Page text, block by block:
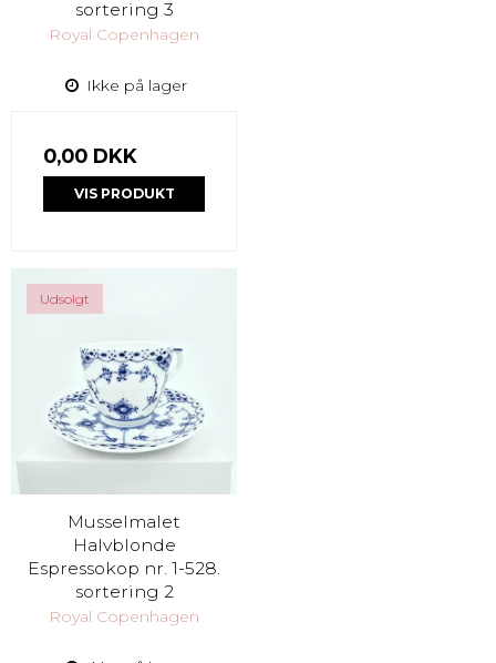
sortering 3
Royal Copenhagen
Ikke på lager
0,00 DKK
VIS PRODUKT
Udsolgt
Musselmalet
Halvblonde
Espressokop nr. 1-528.
sortering 2
Royal Copenhagen